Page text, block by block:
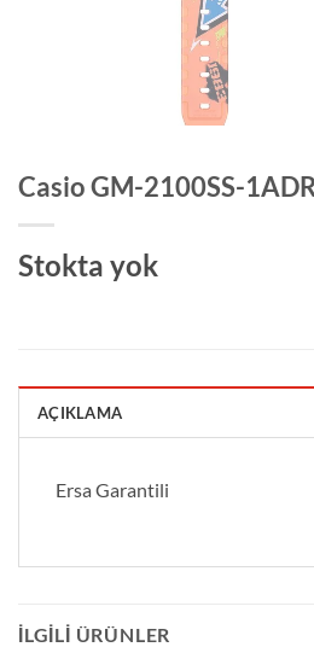
Casio GM-2100SS-
Stokta yok
AÇIKLAMA
Ersa Garantili
İLGILI ÜRÜNLER